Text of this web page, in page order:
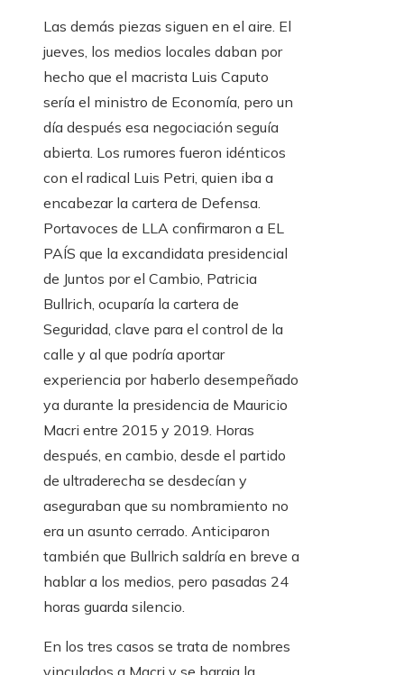
Las demás piezas siguen en el aire. El
jueves, los medios locales daban por
hecho que el macrista Luis Caputo
sería el ministro de Economía, pero un
día después esa negociación seguía
abierta. Los rumores fueron idénticos
con el radical Luis Petri, quien iba a
encabezar la cartera de Defensa.
Portavoces de LLA confirmaron a EL
PAÍS que la excandidata presidencial
de Juntos por el Cambio, Patricia
Bullrich, ocuparía la cartera de
Seguridad, clave para el control de la
calle y al que podría aportar
experiencia por haberlo desempeñado
ya durante la presidencia de Mauricio
Macri entre 2015 y 2019. Horas
después, en cambio, desde el partido
de ultraderecha se desdecían y
aseguraban que su nombramiento no
era un asunto cerrado. Anticiparon
también que Bullrich saldría en breve a
hablar a los medios, pero pasadas 24
horas guarda silencio.
En los tres casos se trata de nombres